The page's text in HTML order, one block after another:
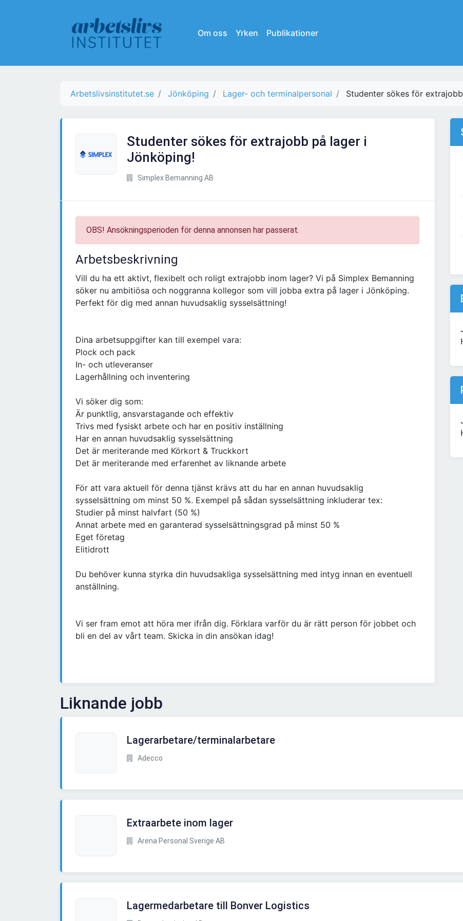
Om oss Yrken Publikationer
Arbetslivsinstitutet.se Jönköping Lager- och terminalpersonal Studenter sökes för
Studenter sökes för extrajobb på lager i
Jönköping!
Simplex Bemanning AB
OBS! Ansökningsperioden för denna annonsen har passerat.
Arbetsbeskrivning
Vill du ha ett aktivt, flexibelt och roligt extrajobb inom lager? Vi på Simplex Bemanning
söker nu ambitiösa och noggranna kollegor som vill jobba extra på lager i Jönköping.
Perfekt för dig med annan huvudsaklig sysselsättning!
Dina arbetsuppgifter kan till exempel vara:
Plock och pack
In- och utleveranser
Lagerhållning och inventering
Vi söker dig som:
Är punktlig, ansvarstagande och effektiv
Trivs med fysiskt arbete och har en positiv inställning
Har en annan huvudsaklig sysselsättning
Det är meriterande med Körkort & Truckkort
Det är meriterande med erfarenhet av liknande arbete
För att vara aktuell för denna tjänst krävs att du har en annan huvudsaklig
sysselsättning om minst 50 %. Exempel på sådan sysselsättning inkluderar tex:
Studier på minst halvfart (50 %)
Annat arbete med en garanterad sysselsättningsgrad på minst 50 %
Eget företag
Elitidrott
Du behöver kunna styrka din huvudsakliga sysselsättning med intyg innan en eventuell
anställning.
Vi ser fram emot att höra mer ifrån dig. Förklara varför du är rätt person för jobbet och
bli en del av vårt team. Skicka in din ansökan idag!
Liknande jobb
Lagerarbetare/terminalarbetare
Adecco
Extraarbete inom lager
Arena Personal Sverige AB
Lagermedarbetare till Bonver Logistics